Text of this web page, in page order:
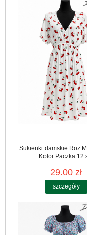
Sukienki damskie Roz
Kolor Paczka 12
29.00 zł
szczegóły